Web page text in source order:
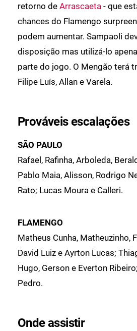
retorno de Arrascaeta - que
chances do Flamengo
podem aumentar. Sampaoli
disposição mas utilizá-lo
parte do jogo. O Mengão terá
Filipe Luís, Allan e Varela.
Prováveis escalações
SÃO PAULO
Rafael, Rafinha, Arboleda,
Pablo Maia, Alisson, Rodrigo
Rato; Lucas Moura e Calleri.
FLAMENGO
Matheus Cunha, Matheuzinho,
David Luiz e Ayrton Lucas;
Hugo, Gerson e Everton
Pedro.
Onde assistir